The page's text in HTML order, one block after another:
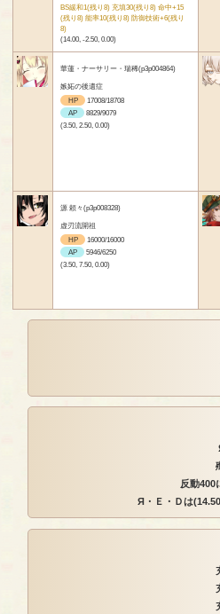
BS緩和1(残り8) 充填30(残り8) 命中+15
(残り8) 能率10(残り8) 防御技術+6(残り
8)
(14.00, -2.50, 0.00)
華蓮・ナーサリー・瑞稀(p3p004864)
嫉妬の後遺症
HP
17008/18708
AP
8829/9079
(3.50, 2.50, 0.00)
源 頼々(p3p008328)
虚刃流開祖
HP
16000/16000
AP
5946/6250
(3.50, 7.50, 0.00)
反動400
Я・Ｅ・Ｄは